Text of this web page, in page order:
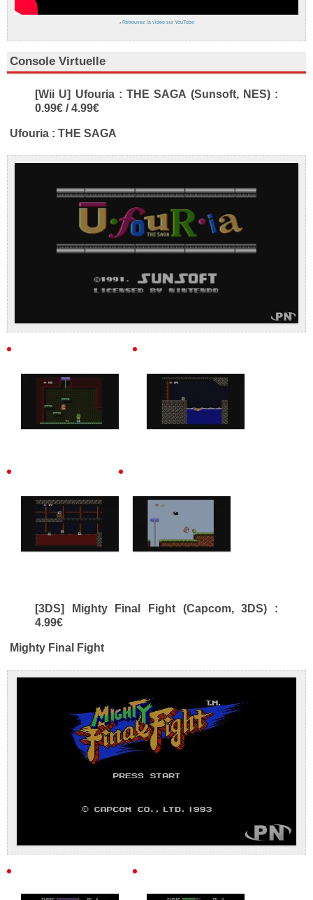
› Retrouvez la vidéo sur YouTube
Console Virtuelle
[Wii U] Ufouria : THE SAGA (Sunsoft, NES) :
0.99€ / 4.99€
Ufouria : THE SAGA
[3DS] Mighty Final Fight (Capcom, 3DS) :
4.99€
Mighty Final Fight